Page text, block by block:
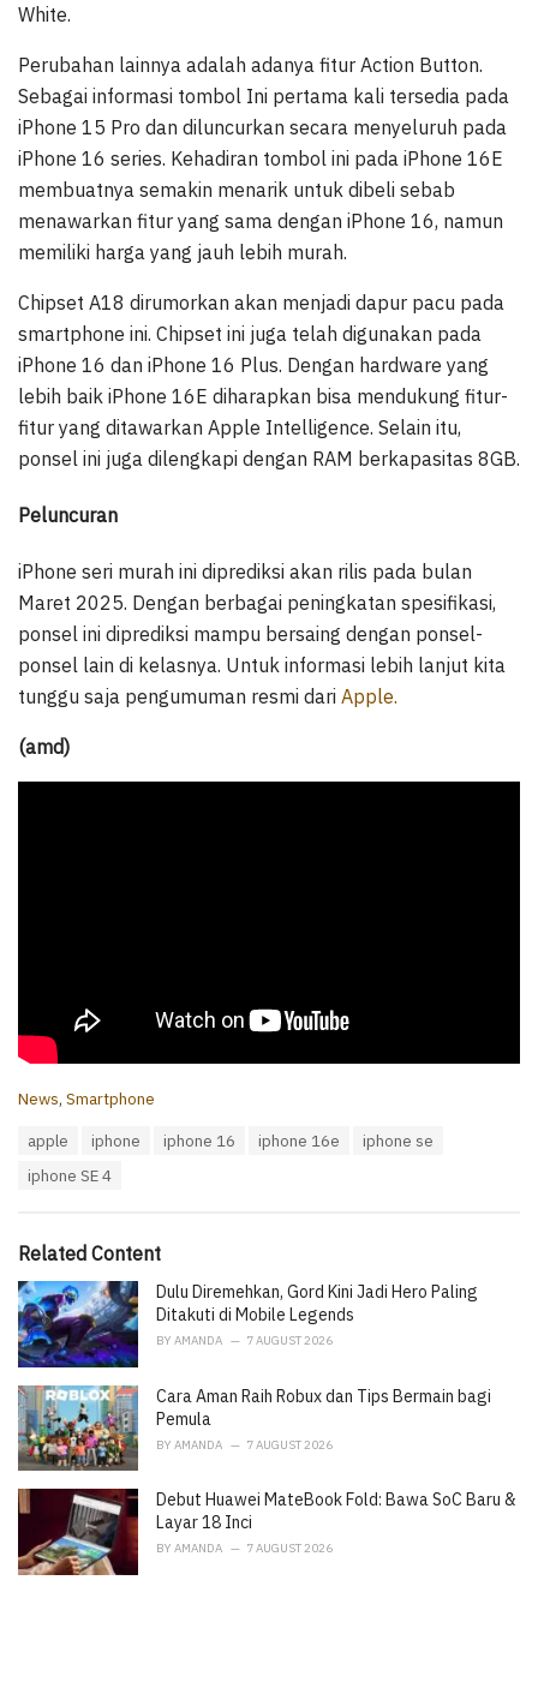
White.
Perubahan lainnya adalah adanya fitur Action Button.
Sebagai informasi tombol Ini pertama kali tersedia pada
iPhone 15 Pro dan diluncurkan secara menyeluruh pada
iPhone 16 series. Kehadiran tombol ini pada iPhone 16E
membuatnya semakin menarik untuk dibeli sebab
menawarkan fitur yang sama dengan iPhone 16, namun
memiliki harga yang jauh lebih murah.
Chipset A18 dirumorkan akan menjadi dapur pacu pada
smartphone ini. Chipset ini juga telah digunakan pada
iPhone 16 dan iPhone 16 Plus. Dengan hardware yang
lebih baik iPhone 16E diharapkan bisa mendukung fitur-
fitur yang ditawarkan Apple Intelligence. Selain itu,
ponsel ini juga dilengkapi dengan RAM berkapasitas 8GB.
Peluncuran
iPhone seri murah ini diprediksi akan rilis pada bulan
Maret 2025. Dengan berbagai peningkatan spesifikasi,
ponsel ini diprediksi mampu bersaing dengan ponsel-
ponsel lain di kelasnya. Untuk informasi lebih lanjut kita
tunggu saja pengumuman resmi dari Apple.
(amd)
C
i
s
:
News, Smartphone
apple iphone iphone 16 iphone 16e
iphone se
iphone SE 4
Related Content
Dulu Diremehkan, Gord Kini Jadi Hero Paling
Ditakuti di Mobile Legends
BY AMANDA 7 AUGUST 2026
Cara Aman Raih Robux dan Tips Bermain bagi
Pemula
BY AMANDA 7 AUGUST 2026
Debut Huawei MateBook Fold: Bawa SoC Baru &
Layar 18 Inci
BY AMANDA 7 AUGUST 2026